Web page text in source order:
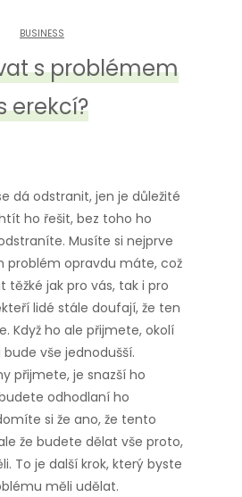
BUSINESS
s problémem
erekcí?
dá odstranit, jen je důležité
ho řešit, bez toho ho
Musíte si nejprve
problém opravdu máte, což
těžké jak pro vás, tak i pro
lidé stále doufají, že ten
Když ho ale přijmete, okolí
vše jednodušší.
přijmete, je snazší ho
odhodlaní ho
si že ano, že tento
že budete dělat vše proto,
To je další krok, který byste
měli udělat.